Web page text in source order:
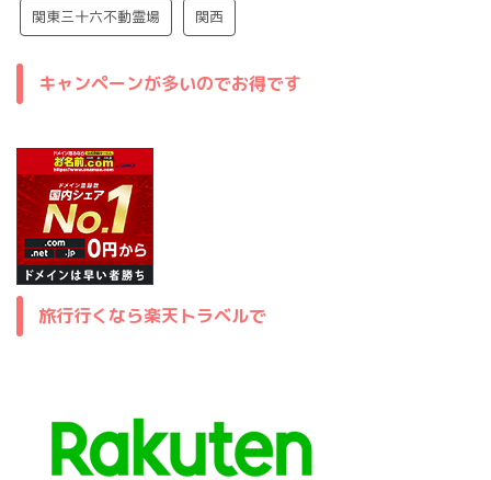
関東三十六不動霊場 関西
キャンペーンが多いのでお得です
旅行行くなら楽天トラベルで